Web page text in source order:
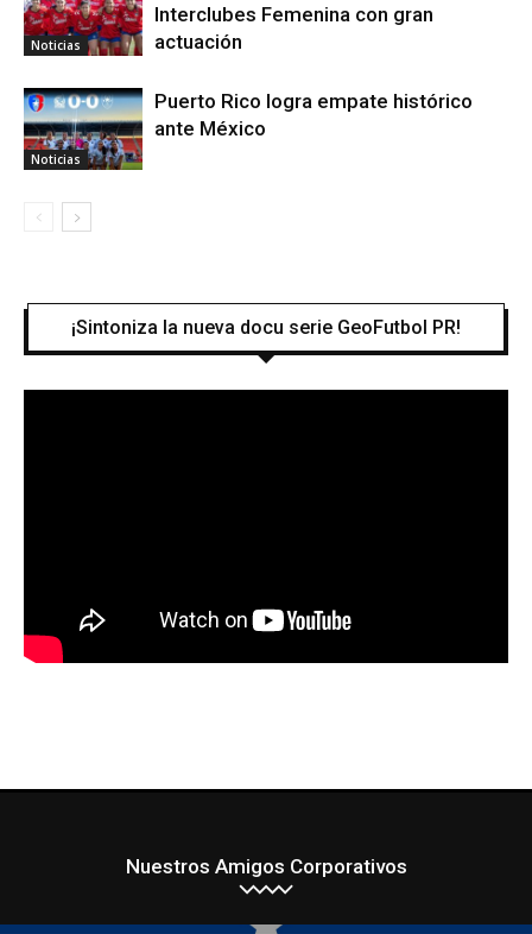
Noticias
Interclubes Femenina con gran
actuación
Noticias
Puerto Rico logra empate histórico
ante México
¡Sintoniza la nueva docu serie GeoFutbol PR!
Nuestros Amigos Corporativos